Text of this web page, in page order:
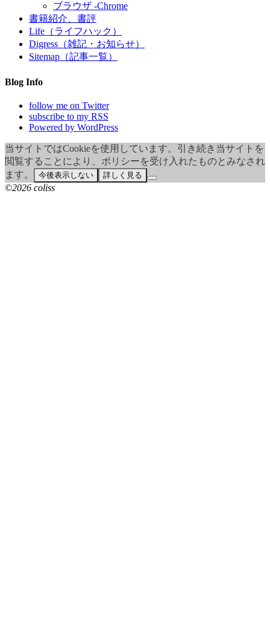
ブラウザ -Chrome
書籍紹介、書評
Life（ライフハック）
Digress（雑記・お知らせ）
Sitemap（記事一覧）
Blog Info
follow me on Twitter
subscribe to my RSS
Powered by WordPress
当サイトではCookieを使用しています。引き続き当サイトを
閲覧することにより、ポリシーを受け入れたものとみなされ
ます。
今後表示しない 詳しく見る
©2026 coliss